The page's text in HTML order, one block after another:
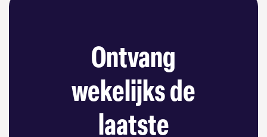
Ontvang
wekelijks de
laatste